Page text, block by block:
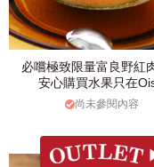
必嚐極致限量富良野紅
安心購買水果只在
尚未參閱內容